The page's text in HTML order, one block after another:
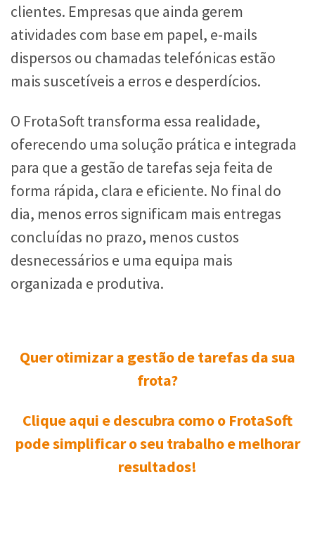
clientes. Empresas que ainda gerem
atividades com base em papel, e-mails
dispersos ou chamadas telefónicas estão
mais suscetíveis a erros e desperdícios.
O FrotaSoft transforma essa realidade,
oferecendo uma solução prática e integrada
para que a gestão de tarefas seja feita de
forma rápida, clara e eficiente. No final do
dia, menos erros significam mais entregas
concluídas no prazo, menos custos
desnecessários e uma equipa mais
organizada e produtiva.
Quer otimizar a gestão de tarefas da sua
frota?
Clique aqui e descubra como o FrotaSoft
pode simplificar o seu trabalho e melhorar
resultados!